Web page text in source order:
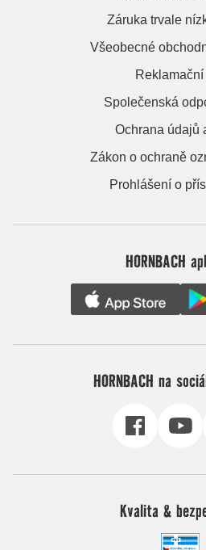
Záruka trvale
Všeobecné
Reklamační
Společenská
Ochrana údajů
Zákon o ochraně
Prohlášení o
HORNBACH
HORNBACH na
Kvalita &